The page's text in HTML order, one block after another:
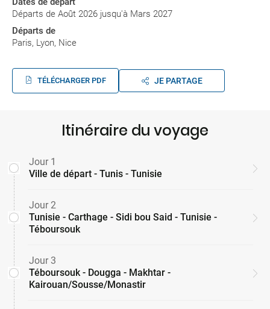
Départs de Août 2026 jusqu'à Mars 2027
Départs de
Paris, Lyon, Nice
TÉLÉCHARGER PDF JE PARTAGE
Itinéraire du voyage
Jour 1
Ville de départ - Tunis - Tunisie
Jour 2
Tunisie - Carthage - Sidi bou Said - Tunisie -
Téboursouk
Jour 3
Téboursouk - Dougga - Makhtar -
Kairouan/Sousse/Monastir